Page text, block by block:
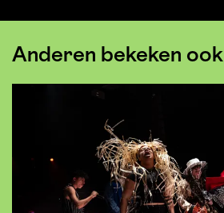
Anderen bekeken ook